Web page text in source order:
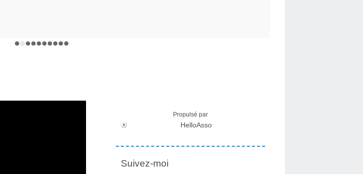
Propulsé par
HelloAsso
Suivez-moi